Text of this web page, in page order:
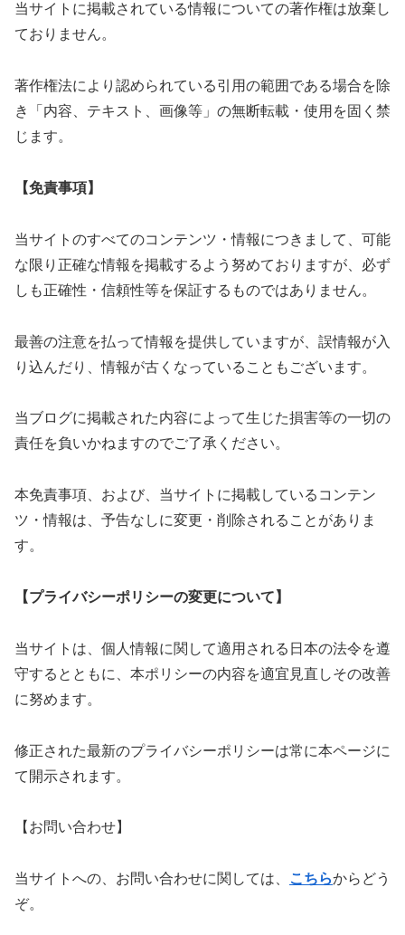
当サイトに掲載されている情報についての著作権は放棄し
ておりません。
著作権法により認められている引用の範囲である場合を除
き「内容、テキスト、画像等」の無断転載・使用を固く禁
じます。
【免責事項】
当サイトのすべてのコンテンツ・情報につきまして、可能
な限り正確な情報を掲載するよう努めておりますが、必ず
しも正確性・信頼性等を保証するものではありません。
最善の注意を払って情報を提供していますが、誤情報が入
り込んだり、情報が古くなっていることもございます。
当ブログに掲載された内容によって生じた損害等の一切の
責任を負いかねますのでご了承ください。
本免責事項、および、当サイトに掲載しているコンテン
ツ・情報は、予告なしに変更・削除されることがありま
す。
【プライバシーポリシーの変更について】
当サイトは、個人情報に関して適用される日本の法令を遵
守するとともに、本ポリシーの内容を適宜見直しその改善
に努めます。
修正された最新のプライバシーポリシーは常に本ページに
て開示されます。
【お問い合わせ】
当サイトへの、お問い合わせに関しては、 こちらからどう
ぞ。